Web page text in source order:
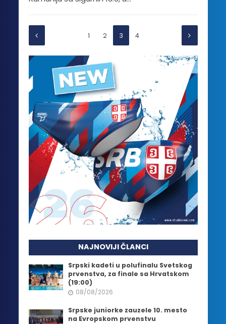
1 2 3 4
NAJNOVIJI ČLANCI
Srpski kadeti u polufinalu Svetskog
prvenstva, za finale sa Hrvatskom
(19:00)
08/08/2026
Srpske juniorke zauzele 10. mesto
na Evropskom prvenstvu